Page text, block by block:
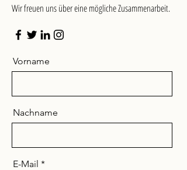
Wir freuen uns über eine mögliche Zusammenarbeit.
Vorname
Nachname
E-Mail